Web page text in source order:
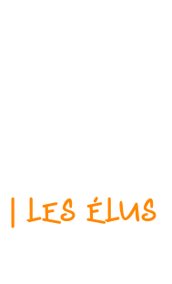
| Les Élus